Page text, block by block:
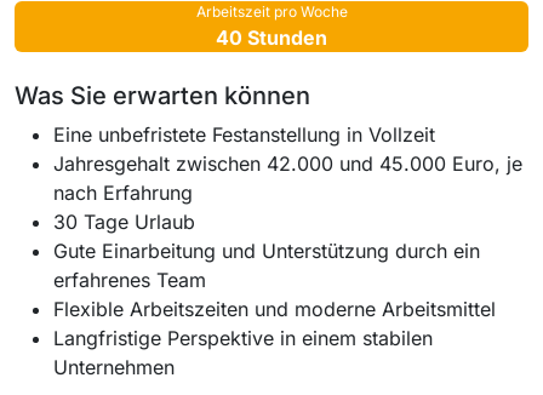
Arbeitszeit pro Woche
40 Stunden
Was Sie erwarten können
Eine unbefristete Festanstellung in Vollzeit
Jahresgehalt zwischen 42.000 und 45.000 Euro, je
nach Erfahrung
30 Tage Urlaub
Gute Einarbeitung und Unterstützung durch ein
erfahrenes Team
Flexible Arbeitszeiten und moderne Arbeitsmittel
Langfristige Perspektive in einem stabilen
Unternehmen